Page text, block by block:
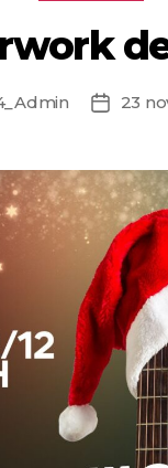
Post
23